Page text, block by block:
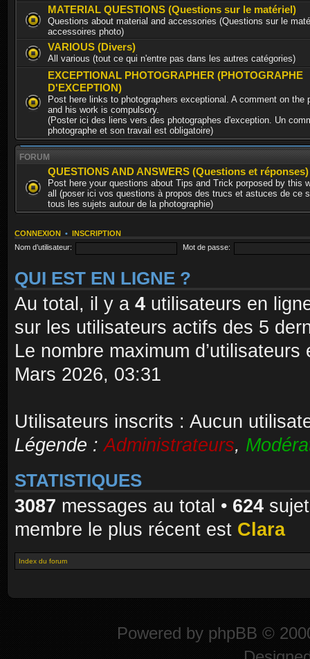
MATERIAL QUESTIONS (Questions sur le matériel)
Questions about material and accessories (Questions sur le
accessoires photo)
VARIOUS (Divers)
All various (tout ce qui n'entre pas dans les autres catégories)
EXCEPTIONAL PHOTOGRAPHER (PHOTOGRAPHE
D'EXCEPTION)
Post here links to photographers exceptional. A comment on the
and his work is compulsory.
(Poster ici des liens vers des photographes d'exception. Un
photographe et son travail est obligatoire)
FORUM
QUESTIONS AND ANSWERS (Questions et réponses)
Post here your questions about Tips and Trick porposed by this
all (poser ici vos questions à propos des trucs et astuces de ce
tous les sujets autour de la photographie)
CONNEXION • INSCRIPTION
Nom d’utilisateur:
Mot de passe:
QUI EST EN LIGNE ?
Au total, il y a 4 utilisateurs en
sur les utilisateurs actifs des 5
Le nombre maximum
Mars 2026, 03:31
Utilisateurs inscrits : Aucun
Légende :Administrateurs,
STATISTIQUES
3087 messages au total • 624
membre le plus récent est Clara
Index du forum
Powered by phpBB ©